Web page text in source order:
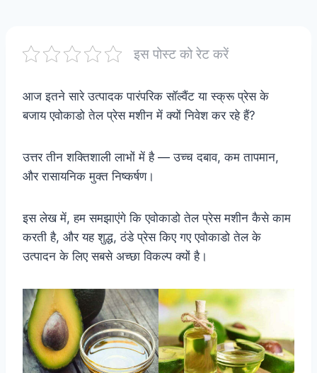
इस पोस्ट को रेट करें
आज इतने सारे उत्पादक पारंपरिक सॉल्वैंट या स्क्रू प्रेस के
बजाय एवोकाडो तेल प्रेस मशीन में क्यों निवेश कर रहे हैं?
उत्तर तीन शक्तिशाली लाभों में है — उच्च दबाव, कम तापमान,
और रासायनिक मुक्त निष्कर्षण।
इस लेख में, हम समझाएंगे कि एवोकाडो तेल प्रेस मशीन कैसे काम
करती है, और यह शुद्ध, ठंडे प्रेस किए गए एवोकाडो तेल के
उत्पादन के लिए सबसे अच्छा विकल्प क्यों है।